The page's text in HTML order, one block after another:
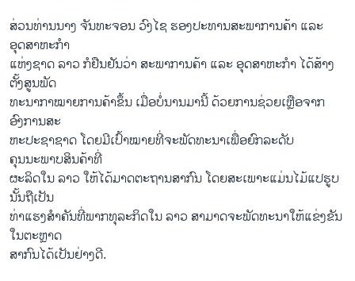
ສ່ວນທ່ານນາງ ຈັນທະຈອນ ວົງໄຊ ຮອງປະທານສະພາການຄ້າ ແລະ
ອຸດສາຫະກຳ
ແຫ່ງຊາດ ລາວ ກໍຢືນຢັນວ່າ ສະພາການຄ້າ ແລະ ອຸດສາຫະກຳ ໄດ້ສ້າງ
ຕັ້ງສູນພັດ
ທະນາກາໝາຍການຄ້າຂຶ້ນ ເມື່ອບໍ່ນານມານີ້ ດ້ວຍການຊ່ວຍເຫຼືອຈາກ
ອົງການສະ
ຫະປະຊາຊາດ ໂດຍມີເປົ້າໝາຍທີ່ຈະພັດທະນາເພື່ອຍົກລະດັບ
ຄຸນນະພາບສິນຄ້າທີ່
ຜະລິດໃນ ລາວ ໃຫ້ໄດ້ມາດຕະຖານສາກົນ ໂດຍສະເພາະແມ່ນໄມ້ແປຮູບ
ນັ້ນຖືເປັນ
ທ່າແຮງສຳຄັນທີ່ພາກທຸລະກິດໃນ ລາວ ສາມາດຈະພັດທະນາໃຫ້ແຂ່ງຂັນ
ໃນຕະຫຼາດ
ສາກົນໄດ້ເປັນຢ່າງດີ.